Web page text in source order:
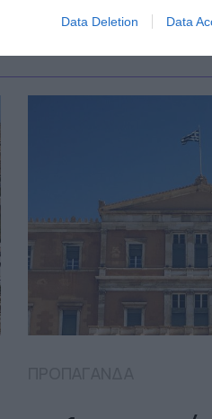
Data Deletion Data